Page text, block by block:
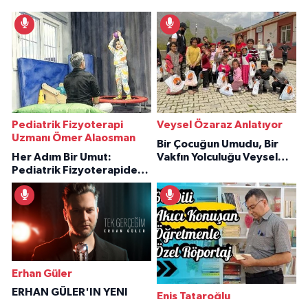
Pediatrik Fizyoterapi
Uzmanı Ömer Alaosman
Her Adım Bir Umut:
Pediatrik Fizyoterapiden
İlham Veren Hikâyeler
Veysel Özaraz Anlatıyor
Bir Çocuğun Umudu, Bir
Vakfın Yolculuğu Veysel
Erhan Güler
ERHAN GÜLER'IN YENI
Enis Tataroğlu